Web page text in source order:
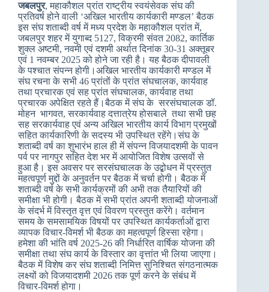
जबलपुर, महाकौशल प्रांत राष्ट्रीय स्वयंसेवक संघ की
प्रतिवर्ष होने वाली ‘अखिल भारतीय कार्यकारी मण्डल’ बैठक
इस संघ शताब्दी वर्ष में मध्य प्रदेश के महाकौशल प्रांत में,
जबलपुर शहर में युगाब्द 5127, विक्रमी संवत 2082, कार्तिक
शुक्ल अष्टमी, नवमी एवं दशमी अर्थात दिनांक 30-31 अक्तूबर
एवं 1 नवम्बर 2025 को होने जा रही है। यह बैठक दीपावली
के पश्चात संपन्न होगी।अखिल भारतीय कार्यकारी मण्डल में
संघ रचना के सभी 46 प्रांतों के प्रांत संघचालक, कार्यवाह
तथा प्रचारक एवं सह प्रांत संघचालक, कार्यवाह तथा
प्रचारक अपेक्षित रहते हैं।बैठक में संघ के सरसंघचालक डॉ.
मोहन भागवत, सरकार्यवाह दत्तात्रेय होसबाले तथा सभी छह
सह सरकार्यवाह एवं अन्य अखिल भारतीय कार्य विभाग प्रमुखों
सहित कार्यकारिणी के सदस्य भी उपस्थित रहेंगे।संघ के
शताब्दी वर्ष का शुभारंभ हाल ही में संपन्न विजयादशमी के पावन
पर्व पर नागपुर सहित देश भर में आयोजित विशेष उत्सवों से
हुआ है। इस अवसर पर सरसंघचालक के उद्बोधन में प्रस्तुत
महत्वपूर्ण मुद्दों के अनुवर्तन पर बैठक में चर्चा होगी। बैठक में
शताब्दी वर्ष के सभी कार्यक्रमों की अभी तक तैयारियों की
समीक्षा भी होगी। बैठक में सभी प्रांत अपनी शताब्दी योजनाओं
के संदर्भ में विस्तृत वृत्त एवं विवरण प्रस्तुत करेंगे। वर्तमान
समय के समसामयिक विषयों पर उपस्थित कार्यकर्ताओं द्वारा
व्यापक विचार-विमर्श भी बैठक का महत्वपूर्ण हिस्सा रहेगा।
हमेशा की भांति वर्ष 2025-26 की निर्धारित वार्षिक योजना की
समीक्षा तथा संघ कार्य के विस्तार का वृत्तांत भी लिया जाएगा।
बैठक में विशेष कर संघ शताब्दी निमित्त सुनिश्चित संगठनात्मक
लक्ष्यों को विजयादशमी 2026 तक पूर्ण करने के संबंध में
विचार-विमर्श होगा।